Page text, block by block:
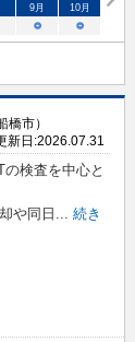
9月 10月
○ ○
橋市）
新日:2026.07.31
検査を中心と
や同日
続き